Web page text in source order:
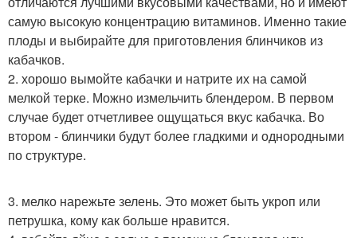
самую высокую концентрацию витаминов. Именно такие
плоды и выбирайте для приготовления блинчиков из
кабачков.
2. хорошо вымойте кабачки и натрите их на самой
мелкой терке. Можно измельчить блендером. В первом
случае будет отчетливее ощущаться вкус кабачка. Во
втором - блинчики будут более гладкими и однородными
по структуре.
3. мелко нарежьте зелень. Это может быть укроп или
петрушка, кому как больше нравится.